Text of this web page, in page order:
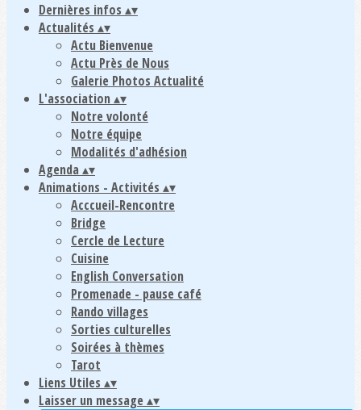
Dernières infos ▴▾
Actualités ▴▾
Actu Bienvenue
Actu Près de Nous
Galerie Photos Actualité
L'association ▴▾
Notre volonté
Notre équipe
Modalités d'adhésion
Agenda ▴▾
Animations - Activités ▴▾
Acccueil-Rencontre
Bridge
Cercle de Lecture
Cuisine
English Conversation
Promenade - pause café
Rando villages
Sorties culturelles
Soirées à thèmes
Tarot
Liens Utiles ▴▾
Laisser un message ▴▾